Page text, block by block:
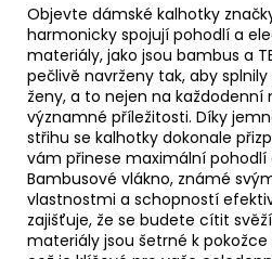
Objevte dámské kalhotky značky
harmonicky spojují pohodlí a
materiály, jako jsou bambus a
pečlivě navrženy tak, aby
ženy, a to nejen na každodenní
významné příležitosti. Díky
střihu se kalhotky dokonale
vám přinese maximální pohodlí
Bambusové vlákno, známé
vlastnostmi a schopností
zajišťuje, že se budete cítit
materiály jsou šetrné k